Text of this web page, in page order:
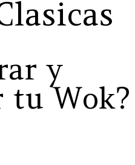
y
tu Wok?